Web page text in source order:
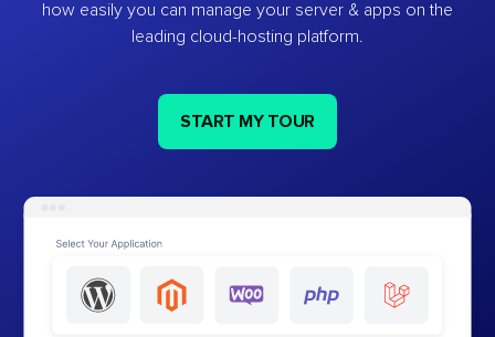
how easily you can manage your server & apps on the
leading cloud-hosting platform.
START MY TOUR